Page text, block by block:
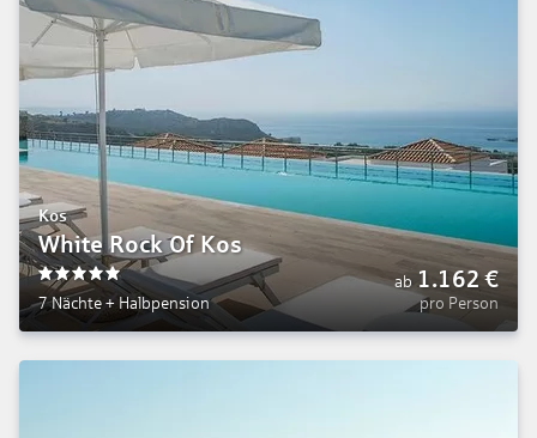
Kos
White Rock Of Kos
5
7 Nächte + Halbpension
ab 1.162€
pro Person